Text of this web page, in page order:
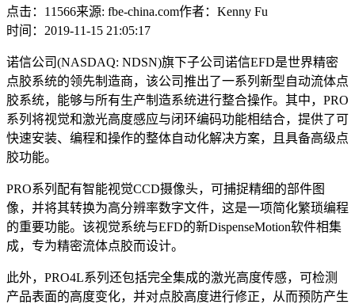
点击：11566来源: fbe-china.com作者：Kenny Fu
时间：2019-11-15 21:05:17
诺信公司(NASDAQ: NDSN)旗下子公司诺信EFD是世界精密
点胶系统的领先制造商，该公司推出了一系列新型自动流体点
胶系统，能够与所有生产制造系统进行整合操作。其中，PRO
系列将视觉和激光高度感应与闭环编码功能相结合，提供了可
快速安装、编程和操作的整体自动化解决方案，且具备高级点
胶功能。
PRO系列配有智能视觉CCD摄像头，可捕捉精细的部件图
像，并将其转换为高分辨率数字文件，这是一项简化繁琐编程
的重要功能。该视觉系统与EFD的新DispenseMotion软件相集
成，专为精密流体点胶而设计。
此外，PRO4L系列还包括完全集成的激光高度传感，可检测
产品表面的高度变化，并对点胶高度进行修正，从而预防产生